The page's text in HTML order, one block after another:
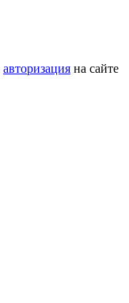
авторизация на сайте